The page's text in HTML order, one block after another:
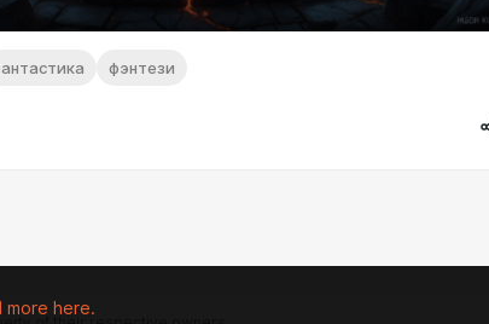
фэнтези
more here.